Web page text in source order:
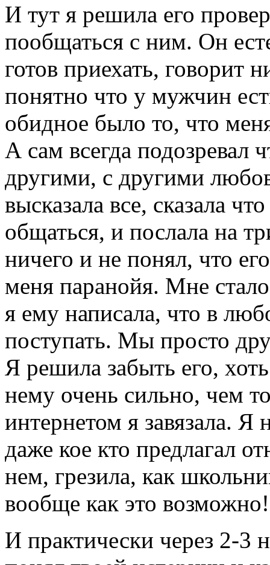
И тут я решила его
пообщаться с ним. Он
готов приехать, говорит
понятно что у мужчин
обидное было то, что
А сам всегда
другими, с другими
высказала все, сказала
общаться, и послала на
ничего и не понял, что
меня паранойя. Мне
я ему написала, что в
поступать. Мы просто
Я решила забыть его,
нему очень сильно, чем
интернетом я завязала. Я
даже кое кто предлагал
нем, грезила, как
вообще как это
И практически через 2-3